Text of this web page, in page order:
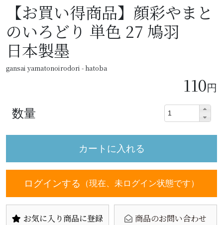
【お買い得商品】顔彩やまと
のいろどり 単色 27 鳩羽
日本製墨
gansai yamatonoirodori - hatoba
110円
数量
ログインする （現在、未ログイン状態です）
お気に入り商品に登録 商品のお問い合わせ